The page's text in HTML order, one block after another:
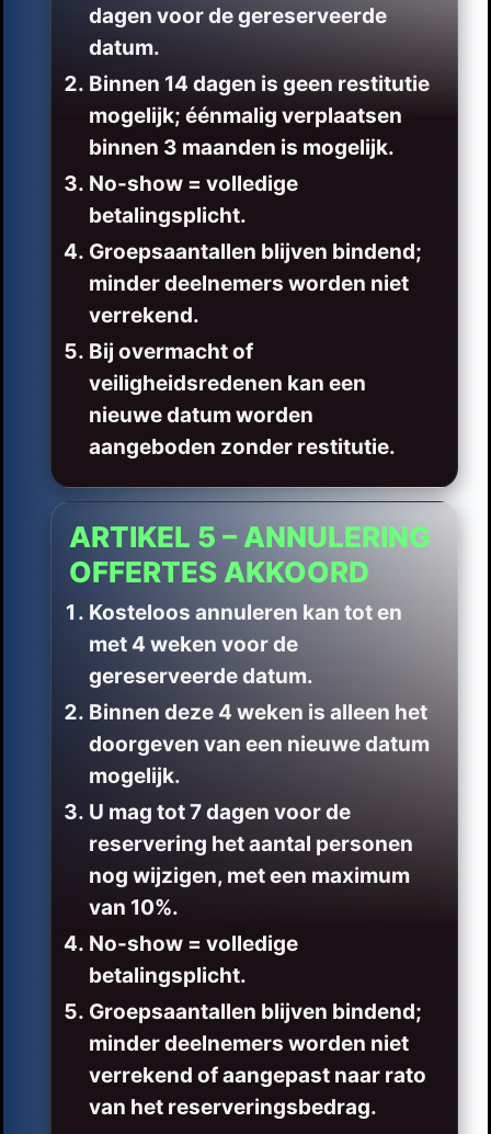
dagen voor de gereserveerde
datum.
Binnen 14 dagen is geen restitutie
mogelijk; éénmalig verplaatsen
binnen 3 maanden is mogelijk.
No-show = volledige
betalingsplicht.
Groepsaantallen blijven bindend;
minder deelnemers worden niet
verrekend.
Bij overmacht of
veiligheidsredenen kan een
nieuwe datum worden
aangeboden zonder restitutie.
ARTIKEL 5 – ANNULERING
OFFERTES AKKOORD
Kosteloos annuleren kan tot en
met 4 weken voor de
gereserveerde datum.
Binnen deze 4 weken is alleen het
doorgeven van een nieuwe datum
mogelijk.
U mag tot 7 dagen voor de
reservering het aantal personen
nog wijzigen, met een maximum
van 10%.
No-show = volledige
betalingsplicht.
Groepsaantallen blijven bindend;
minder deelnemers worden niet
verrekend of aangepast naar rato
van het reserveringsbedrag.